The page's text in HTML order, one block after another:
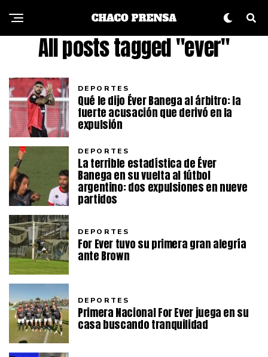
All posts tagged "ever"
DEPORTES
Qué le dijo Éver Banega al árbitro: la
fuerte acusación que derivó en la
expulsión
DEPORTES
La terrible estadística de Éver
Banega en su vuelta al fútbol
argentino: dos expulsiones en nueve
partidos
DEPORTES
For Ever tuvo su primera gran alegría
ante Brown
DEPORTES
Primera Nacional For Ever juega en su
casa buscando tranquilidad